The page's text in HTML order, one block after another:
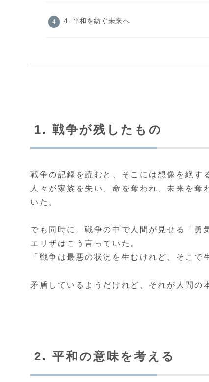
4. 平和を紡ぐ未来へ
1. 戦争が残したもの
戦争の記録を読むと、そこには想像を絶す
人々が家族を失い、命を奪われ、未来を
いた。
でも同時に、戦争の中で人間が見せる「勇
エリザはこう言っていた。
「戦争は最悪の状況を生むけれど、そこで
矛盾しているようだけれど、それが人間の
2. 平和の意味を考える